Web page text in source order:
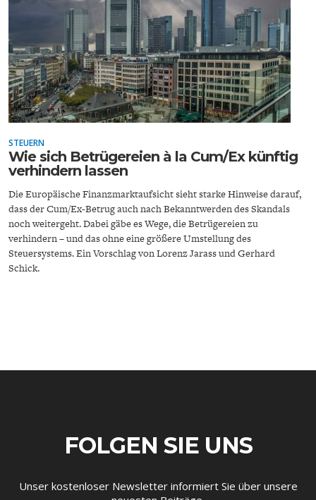
DAS DEUTSCHE
GESUNDHEITSWESEN
GELDPOLITIK
STEUERN
Wie sich Betrügereien à la Cum/Ex künftig
verhindern lassen
Die Europäische Finanzmarktaufsicht sieht starke Hinweise darauf,
dass der Cum/Ex-Betrug auch nach Bekanntwerden des Skandals
noch weitergeht. Dabei gäbe es Wege, die Betrügereien zu
verhindern – und das ohne eine größere Umstellung des
Steuersystems. Ein Vorschlag von Lorenz Jarass und Gerhard
Schick.
FOLGEN SIE UNS
Unser kostenloser Newsletter informiert Sie über unsere